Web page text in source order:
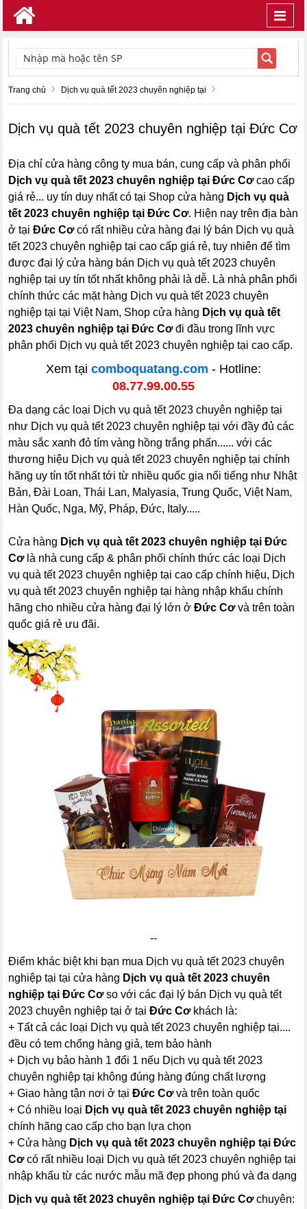
TÌM KIẾM
Trang chủ Dịch vụ quà tết 2023 chuyên nghiệp tại
Dịch vụ quà tết 2023 chuyên nghiệp tại Đức Cơ
Địa chỉ cửa hàng công ty mua bán, cung cấp và phân phối
Dịch vụ quà tết 2023 chuyên nghiệp tại Đức Cơcao cấp
giá rẻ... uy tín duy nhất có tại Shop cửa hàng Dịch vụ quà
tết 2023 chuyên nghiệp tại Đức Cơ. Hiện nay trên địa bàn
ở tạiĐức Cơcó rất nhiều cửa hàng đại lý bán Dịch vụ quà
tết 2023 chuyên nghiệp tại cao cấp giá rẻ, tuy nhiên để tìm
được đại lý cửa hàng bán Dịch vụ quà tết 2023 chuyên
nghiệp tại uy tín tốt nhất không phải là dễ. Là nhà phân phối
chính thức các mặt hàng Dịch vụ quà tết 2023 chuyên
nghiệp tại tại Việt Nam, Shop cửa hàng Dịch vụ quà tết
2023 chuyên nghiệp tại Đức Cơđi đầu trong lĩnh vực
phân phối Dịch vụ quà tết 2023 chuyên nghiệp tại cao cấp.
Xem tại comboquatang.com - Hotline:
08.77.99.00.55
Đa dạng các loại Dịch vụ quà tết 2023 chuyên nghiệp tại
như Dịch vụ quà tết 2023 chuyên nghiệp tại với đầy đủ các
màu sắc xanh đỏ tím vàng hồng trắng phấn...... với các
thương hiệu Dịch vụ quà tết 2023 chuyên nghiệp tại chính
hãng uy tín tốt nhất tới từ nhiều quốc gia nổi tiếng như Nhật
Bản, Đài Loan, Thái Lan, Malyasia, Trung Quốc, Việt Nam,
Hàn Quốc, Nga, Mỹ, Pháp, Đức, Italy.....
Cửa hàng Dịch vụ quà tết 2023 chuyên nghiệp tại Đức
Cơlà nhà cung cấp & phân phối chính thức các loại Dịch
vụ quà tết 2023 chuyên nghiệp tại cao cấp chính hiệu, Dịch
vụ quà tết 2023 chuyên nghiệp tại hàng nhập khẩu chính
hãng cho nhiều cửa hàng đại lý lớn ởĐức Cơvà trên toàn
quốc giá rẻ ưu đãi.
--
Điểm khác biệt khi bạn mua Dịch vụ quà tết 2023 chuyên
nghiệp tại tại cửa hàng Dịch vụ quà tết 2023 chuyên
nghiệp tại Đức Cơso với các đại lý bán Dịch vụ quà tết
2023 chuyên nghiệp tại ở tạiĐức Cơkhách là:
+ Tất cả các loại Dịch vụ quà tết 2023 chuyên nghiệp tại....
đều có tem chống hàng giả, tem bảo hành
+ Dịch vụ bảo hành 1 đổi 1 nếu Dịch vụ quà tết 2023
chuyên nghiệp tại không đúng hàng đúng chất lượng
+ Giao hàng tận nơi ở tạiĐức Cơvà trên toàn quốc
+ Có nhiều loại Dịch vụ quà tết 2023 chuyên nghiệp tại
chính hãng cao cấp cho bạn lựa chọn
+ Cửa hàng Dịch vụ quà tết 2023 chuyên nghiệp tại Đức
Cơcó rất nhiều loại Dịch vụ quà tết 2023 chuyên nghiệp tại
nhập khẩu từ các nước mẫu mã đẹp phong phú và đa dạng
Dịch vụ quà tết 2023 chuyên nghiệp tại Đức Cơchuyên: